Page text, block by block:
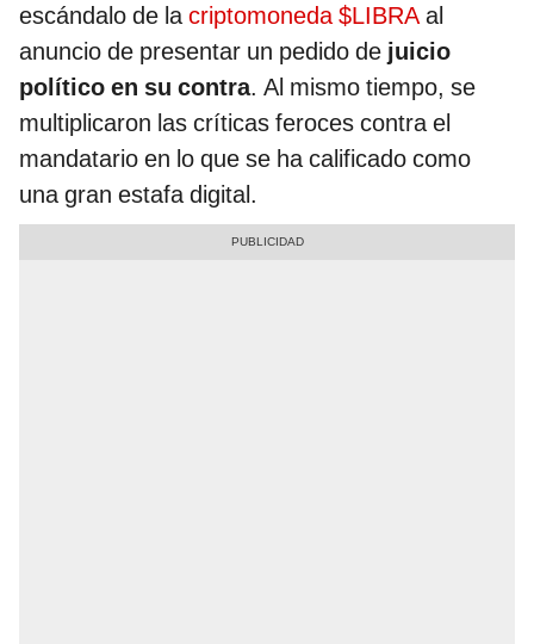
escándalo de lacriptomoneda $LIBRAal
anuncio de presentar un pedido de juicio
político en su contra. Al mismo tiempo, se
multiplicaron las críticas feroces contra el
mandatario en lo que se ha calificado como
una gran estafa digital.